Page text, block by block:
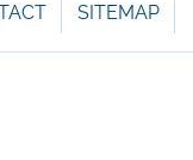
SITEMAP